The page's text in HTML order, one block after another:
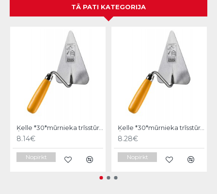
TĀ PATI KATEGORIJA
Ķelle *30*mūrnieka trīsstūra 18cm, Hardy
8.14€
Nopirkt
Ķelle *30*mūrnieka trīsstūra 20cm, Hardy
8.28€
Nopirkt